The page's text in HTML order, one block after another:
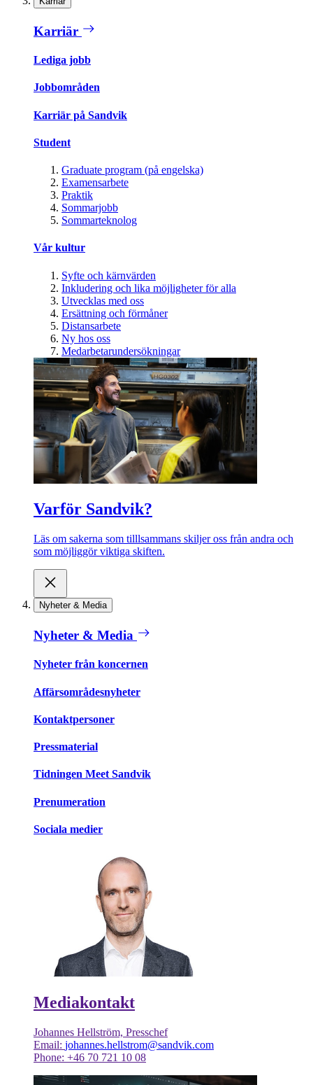
Karriär
Lediga jobb
Jobbområden
Karriär på Sandvik
Student
Graduate program (på engelska)
Examensarbete
Praktik
Sommarjobb
Sommarteknolog
Vår kultur
Syfte och kärnvärden
Inkludering och lika möjligheter för alla
Utvecklas med oss
Ersättning och förmåner
Distansarbete
Ny hos oss
Medarbetarundersökningar
Varför Sandvik?
Läs om sakerna som tilllsammans skiljer oss från andra och
som möjliggör viktiga skiften.
Nyheter & Media
Nyheter & Media
Nyheter från koncernen
Affärsområdesnyheter
Kontaktpersoner
Pressmaterial
Tidningen Meet Sandvik
Prenumeration
Sociala medier
Mediakontakt
Johannes Hellström, Presschef
Email: johannes.hellstrom@sandvik.com
Phone: +46 70 721 10 08